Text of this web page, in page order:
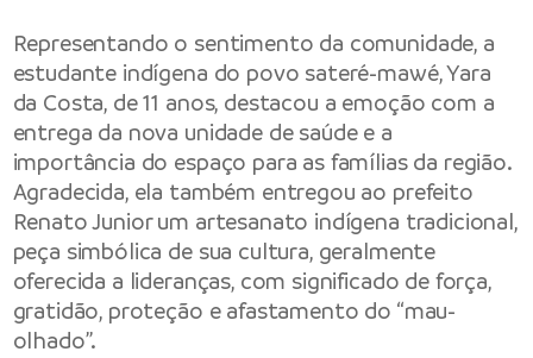
Representando o sentimento da comunidade, a
estudante indígena do povo sateré-mawé, Yara
da Costa, de 11 anos, destacou a emoção com a
entrega da nova unidade de saúde e a
importância do espaço para as famílias da região.
Agradecida, ela também entregou ao prefeito
Renato Junior um artesanato indígena tradicional,
peça simbólica de sua cultura, geralmente
oferecida a lideranças, com significado de força,
gratidão, proteção e afastamento do “mau-
olhado”.